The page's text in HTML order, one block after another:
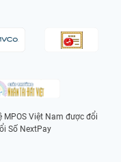
Việt Nam được đổi
Số NextPay